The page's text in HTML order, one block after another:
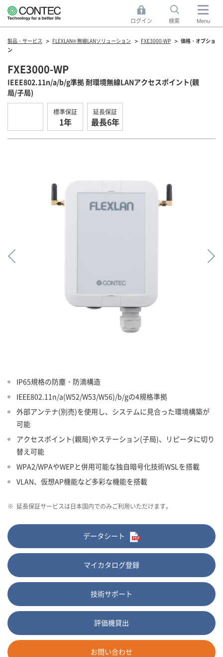
ログイン 検索 Menu
製品・サービス FLEXLAN® 無線LANソリューション FXE3000-WP
価格・オプショ
ン
FXE3000-WP
IEEE802.11n/a/b/g準拠 耐環境無線LANアクセスポイント(親
局/子局)
標準保証
1年
延長保証
最長6年
IP65規格の防塵・防滴構造
IEEE802.11n/a(W52/W53/W56)/b/gの4規格準拠
外部アンテナ(別売)を使用し、システムに見合った環境構築が
可能
アクセスポイント(親局)やステーション(子局)、リピータに切り
替え可能
WPA2/WPAやWEPと併用可能な独自暗号化技術WSLを搭載
VLAN、仮想AP機能など多彩な機能を搭載
※ 延長保証サービスは日本国内でのみご利用いただけます。
データシート
マイカタログ登録
技術サポート
評価機貸出
お問い合わせ